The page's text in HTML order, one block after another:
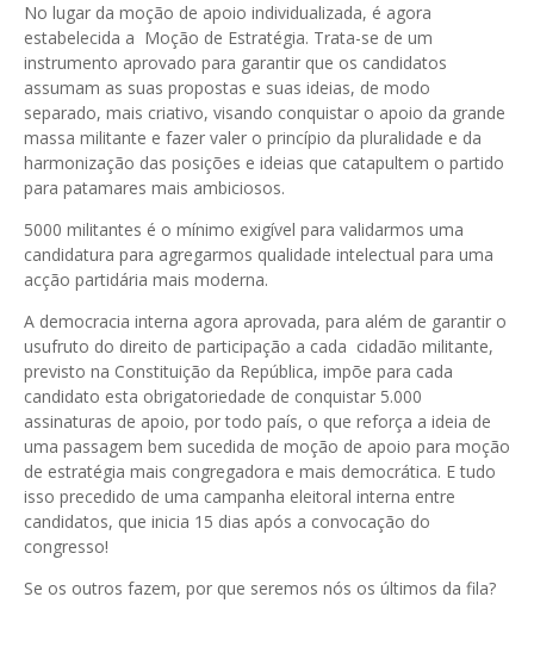
No lugar da moção de apoio individualizada, é agora
estabelecida a Moção de Estratégia. Trata-se de um
instrumento aprovado para garantir que os candidatos
assumam as suas propostas e suas ideias, de modo
separado, mais criativo, visando conquistar o apoio da grande
massa militante e fazer valer o princípio da pluralidade e da
harmonização das posições e ideias que catapultem o partido
para patamares mais ambiciosos.
5000 militantes é o mínimo exigível para validarmos uma
candidatura para agregarmos qualidade intelectual para uma
acção partidária mais moderna.
A democracia interna agora aprovada, para além de garantir o
usufruto do direito de participação a cada cidadão militante,
previsto na Constituição da República, impõe para cada
candidato esta obrigatoriedade de conquistar 5.000
assinaturas de apoio, por todo país, o que reforça a ideia de
uma passagem bem sucedida de moção de apoio para moção
de estratégia mais congregadora e mais democrática. E tudo
isso precedido de uma campanha eleitoral interna entre
candidatos, que inicia 15 dias após a convocação do
congresso!
Se os outros fazem, por que seremos nós os últimos da fila?